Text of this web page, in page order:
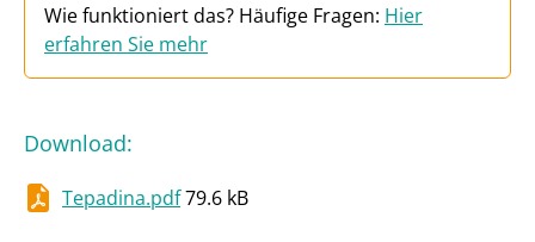
Wie funktioniert das? Häufige Fragen: Hier
erfahren Sie mehr
Download:
Tepadina.pdf79.6 kB